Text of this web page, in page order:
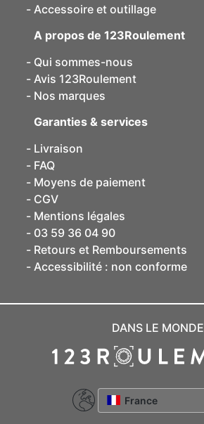
Accessoire et outillage
A propos de 123Roulement
Qui sommes-nous
Avis 123Roulement
Nos marques
Garanties & services
Livraison
FAQ
Moyens de paiement
CGV
Mentions légales
03 59 36 04 90
Retours et Remboursements
Accessibilité : non conforme
DANS LE MONDE
France